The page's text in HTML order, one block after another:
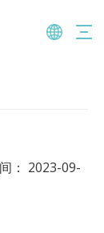
： 2023-09-